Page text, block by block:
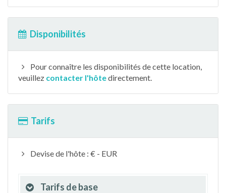
Disponibilités
Pour connaître les disponibilités de cette location,
veuillez contacter l'hôtedirectement.
Tarifs
Devise de l'hôte : € - EUR
Tarifs de base